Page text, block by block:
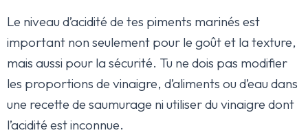
Le niveau d’acidité de tes piments marinés est
important non seulement pour le goût et la texture,
mais aussi pour la sécurité. Tu ne dois pas modifier
les proportions de vinaigre, d’aliments ou d’eau dans
une recette de saumurage ni utiliser du vinaigre dont
l’acidité est inconnue.